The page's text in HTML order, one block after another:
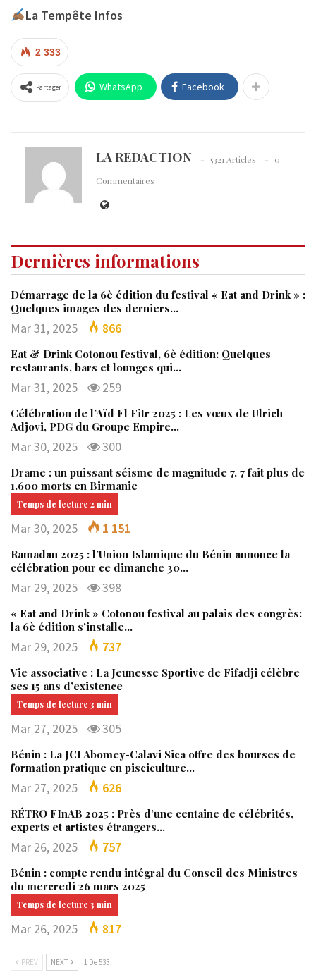
La Tempête Infos
2 333
Partager WhatsApp Facebook
LA REDACTION 5321 Articles
0
Commentaires
Dernières informations
Démarrage de la 6è édition du festival « Eat and Drink » :
Quelques images des derniers…
Mar 31, 2025 866
Eat & Drink Cotonou festival, 6è édition: Quelques
restaurants, bars et lounges qui…
Mar 31, 2025 259
Célébration de l’Aïd El Fitr 2025 : Les vœux de Ulrich
Adjovi, PDG du Groupe Empire…
Mar 30, 2025 300
Drame : un puissant séisme de magnitude 7, 7 fait plus de
1.600 morts en Birmanie
Mar 30, 2025 1 151
Ramadan 2025 : l’Union Islamique du Bénin annonce la
célébration pour ce dimanche 30…
Mar 29, 2025 398
« Eat and Drink » Cotonou festival au palais des congrès:
la 6è édition s’installe…
Mar 29, 2025 737
Vie associative : La Jeunesse Sportive de Fifadji célèbre
ses 15 ans d’existence
Mar 27, 2025 305
Bénin : La JCI Abomey-Calavi Sica offre des bourses de
formation pratique en pisciculture…
Mar 27, 2025 626
RÉTRO FInAB 2025 : Près d’une centaine de célébrités,
experts et artistes étrangers…
Mar 26, 2025 757
Bénin : compte rendu intégral du Conseil des Ministres
du mercredi 26 mars 2025
Mar 26, 2025 817
PREV NEXT 1 De 533